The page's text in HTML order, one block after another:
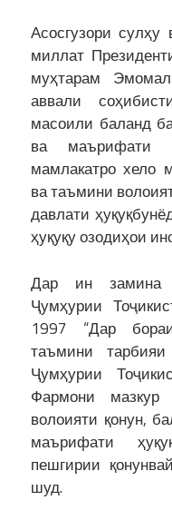
Асосгузори
миллат
муҳтарам
аввали
масоили баланд
ва маърифати
мамлакатро хело
ва таъмини
давлати
ҳуқуқу озодиҳои
Дар ин замина
Ҷумҳурии
1997 “Дар
таъмини
Ҷумҳурии
Фармони
волоияти қонун,
маърифати
пешгирии
шуд.